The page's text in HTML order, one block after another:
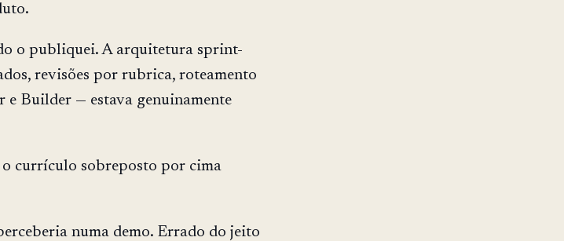
o publiquei. A arquitetura sprint-
revisões por rubrica, roteamento
e Builder — estava genuinamente
o currículo sobreposto por cima
numa demo. Errado do jeito